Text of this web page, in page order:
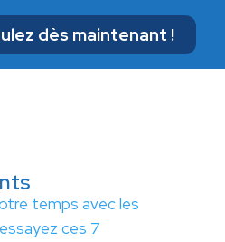
dès maintenant !
temps avec les
ces 7